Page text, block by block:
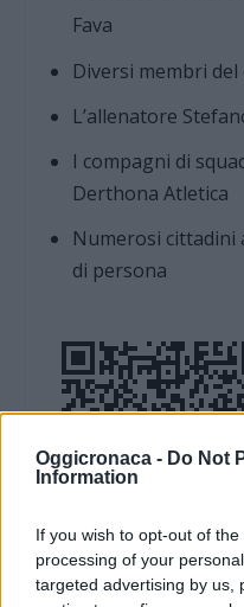
Oggicronaca - Do Not
Information
If you wish to opt-out of
processing of your
targeted advertising by us,
Fava
Diversi membri
L’allenatore
I compagni di
Derthona Atletica
Numerosi cittadini
di persona
DOWNLOAD QR 🠋